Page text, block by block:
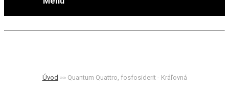
Úvod »» Quantum Quattro, fosfosiderit - Kráľovná